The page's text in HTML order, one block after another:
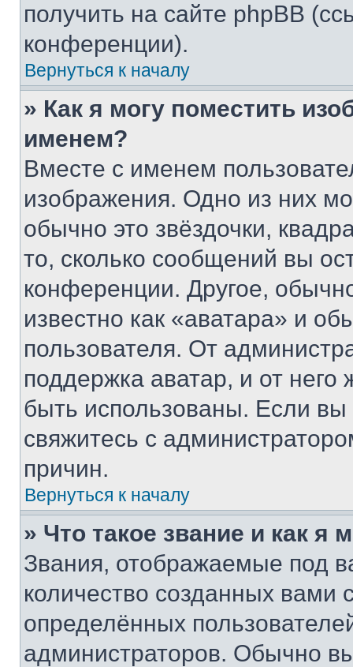
получить на сайте phpBB
конференции).
Вернуться к началу
» Как я могу поместить
именем?
Вместе с именем
изображения. Одно из них
обычно это звёздочки,
то, сколько сообщений вы
конференции. Другое,
известно как «аватара» и
пользователя. От
поддержка аватар, и от него
быть использованы. Если
свяжитесь с
причин.
Вернуться к началу
» Что такое звание и как я
Звания, отображаемые под
количество созданных
определённых
администраторов. Обычно